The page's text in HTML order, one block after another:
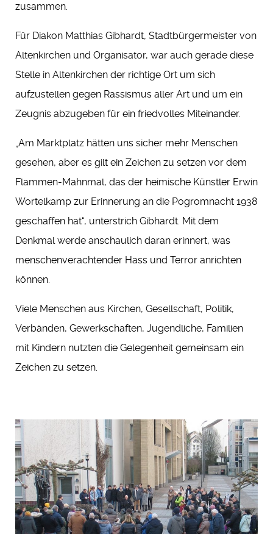
zusammen.
Für Diakon Matthias Gibhardt, Stadtbürgermeister von
Altenkirchen und Organisator, war auch gerade diese
Stelle in Altenkirchen der richtige Ort um sich
aufzustellen gegen Rassismus aller Art und um ein
Zeugnis abzugeben für ein friedvolles Miteinander.
„Am Marktplatz hätten uns sicher mehr Menschen
gesehen, aber es gilt ein Zeichen zu setzen vor dem
Flammen-Mahnmal, das der heimische Künstler Erwin
Wortelkamp zur Erinnerung an die Pogromnacht 1938
geschaffen hat“, unterstrich Gibhardt. Mit dem
Denkmal werde anschaulich daran erinnert, was
menschenverachtender Hass und Terror anrichten
können.
Viele Menschen aus Kirchen, Gesellschaft, Politik,
Verbänden, Gewerkschaften, Jugendliche, Familien
mit Kindern nutzten die Gelegenheit gemeinsam ein
Zeichen zu setzen.